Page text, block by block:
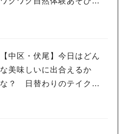
【中区・伏尾】今日はどん
な美味しいに出合えるか
な？ 日替わりのテイクア